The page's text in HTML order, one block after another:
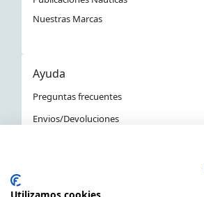
Nuestras Marcas
Ayuda
Preguntas frecuentes
Envios/Devoluciones